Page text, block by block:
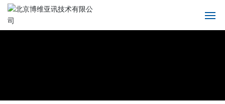
产品中心